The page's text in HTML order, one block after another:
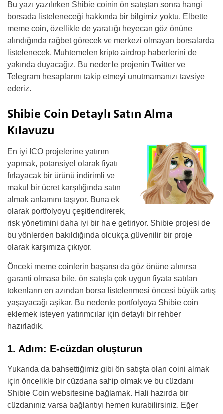
Bu yazı yazılırken Shibie coinin ön satıştan sonra hangi
borsada listeleneceği hakkında bir bilgimiz yoktu. Elbette
meme coin, özellikle de yarattığı heyecan göz önüne
alındığında rağbet görecek ve merkezi olmayan borsalarda
listelenecek. Muhtemelen kripto airdrop haberlerini de
yakında duyacağız. Bu nedenle projenin Twitter ve
Telegram hesaplarını takip etmeyi unutmamanızı tavsiye
ederiz.
Shibie Coin Detaylı Satın Alma
Kılavuzu
En iyi ICO projelerine yatırım
yapmak, potansiyel olarak fiyatı
fırlayacak bir ürünü indirimli ve
makul bir ücret karşılığında satın
almak anlamını taşıyor. Buna ek
olarak portfolyoyu çeşitlendirerek,
risk yönetimini daha iyi bir hale getiriyor. Shibie projesi de
bu yönlerden bakıldığında oldukça güvenilir bir proje
olarak karşımıza çıkıyor.
Önceki meme coinlerin başarısı da göz önüne alınırsa
garanti olmasa bile, ön satışla çok uygun fiyata satılan
tokenların en azından borsa listelenmesi öncesi büyük artış
yaşayacağı aşikar. Bu nedenle portfolyoya Shibie coin
eklemek isteyen yatırımcılar için detaylı bir rehber
hazırladık.
1. Adım: E-cüzdan oluşturun
Yukarıda da bahsettiğimiz gibi ön satışta olan coini almak
için öncelikle bir cüzdana sahip olmak ve bu cüzdanı
Shibie Coin websitesine bağlamak. Hali hazırda bir
cüzdanınız varsa bağlantıyı hemen kurabilirsiniz. Eğer